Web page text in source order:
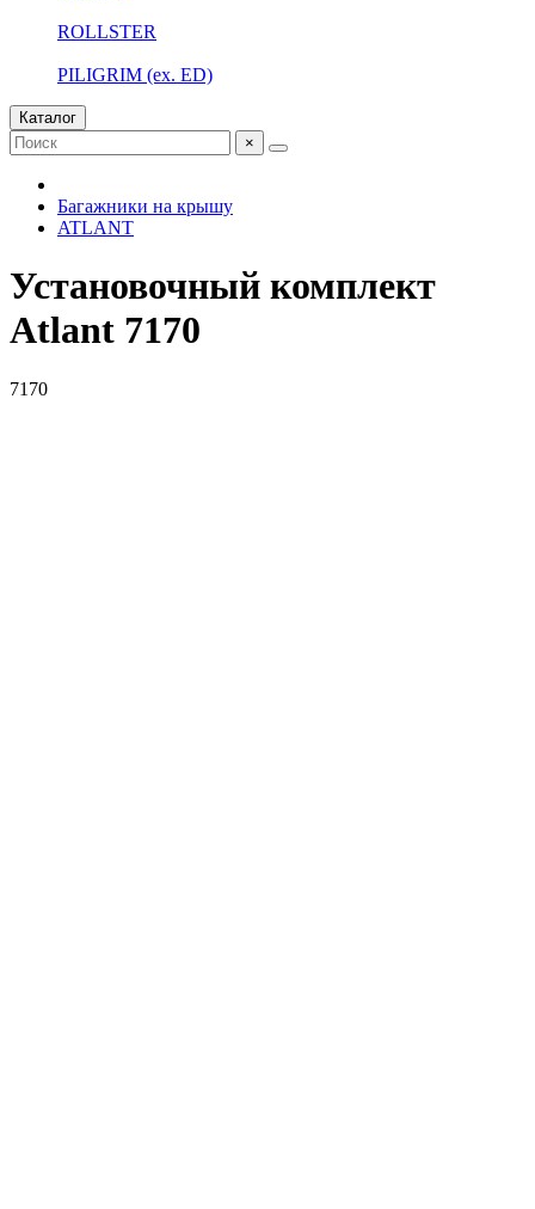
ROLLSTER
PILIGRIM (ex. ED)
Каталог
×
Багажники на крышу
ATLANT
Установочный комплект
Atlant 7170
7170